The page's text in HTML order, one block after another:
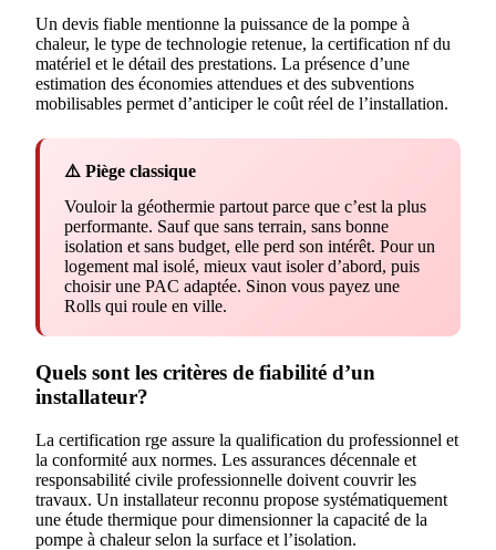
Un devis fiable mentionne la puissance de la pompe à
chaleur, le type de technologie retenue, la certification nf du
matériel et le détail des prestations. La présence d’une
estimation des économies attendues et des subventions
mobilisables permet d’anticiper le coût réel de l’installation.
⚠️ Piège classique
Vouloir la géothermie partout parce que c’est la plus
performante. Sauf que sans terrain, sans bonne
isolation et sans budget, elle perd son intérêt. Pour un
logement mal isolé, mieux vaut isoler d’abord, puis
choisir une PAC adaptée. Sinon vous payez une
Rolls qui roule en ville.
Quels sont les critères de fiabilité d’un
installateur?
La certification rge assure la qualification du professionnel et
la conformité aux normes. Les assurances décennale et
responsabilité civile professionnelle doivent couvrir les
travaux. Un installateur reconnu propose systématiquement
une étude thermique pour dimensionner la capacité de la
pompe à chaleur selon la surface et l’isolation.